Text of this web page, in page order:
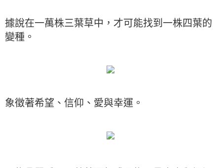
據說在一萬株三葉草中，才可能找到一株四葉的
變種。
象徵著希望、信仰、愛與幸運。